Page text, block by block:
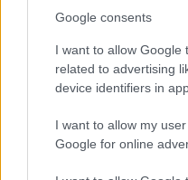
Google consents
I want to allow Google
related to advertising
device identifiers in
I want to allow my
Google for online
143
14
13
16
12
7
143
14
13
16
12
7